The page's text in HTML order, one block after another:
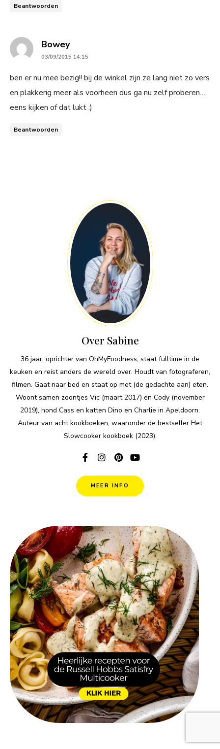
Beantwoorden
Boweysays:
03/09/2015 14:15
ben er nu mee bezig!! bij de winkel zijn ze lang niet zo vers
en plakkerig meer als voorheen dus ga nu zelf proberen…
eens kijken of dat lukt :)
Beantwoorden
Over Sabine
36 jaar, oprichter van OhMyFoodness, staat fulltime in de
keuken en reist anders de wereld over. Houdt van fotograferen,
filmen. Gaat naar bed en staat op met (de gedachte aan) eten.
Woont samen zoontjes Vic (maart 2017) en Cody (november
2019), hond Cass en katten Dino en Charlie in Apeldoorn.
Auteur van acht kookboeken, waaronder de bestseller Het
Slowcooker kookboek (2023).
MEER INFO